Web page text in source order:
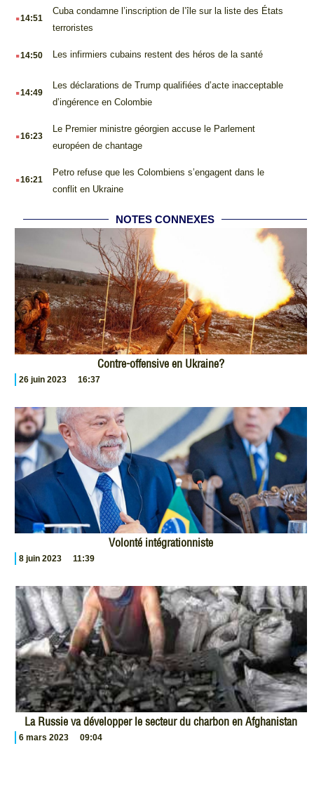
.14:51
Cuba condamne l’inscription de l’île sur la liste des États
terroristes
.14:50 Les infirmiers cubains restent des héros de la santé
.14:49
Les déclarations de Trump qualifiées d’acte inacceptable
d’ingérence en Colombie
.16:23
Le Premier ministre géorgien accuse le Parlement
européen de chantage
.16:21
Petro refuse que les Colombiens s’engagent dans le
conflit en Ukraine
NOTES CONNEXES
Contre-offensive en Ukraine?
26 juin 2023 16:37
Volonté intégrationniste
8 juin 2023 11:39
La Russie va développer le secteur du charbon en Afghanistan
6 mars 2023 09:04